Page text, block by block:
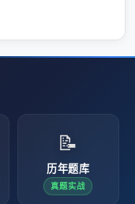
📝
历年题库
真题实战